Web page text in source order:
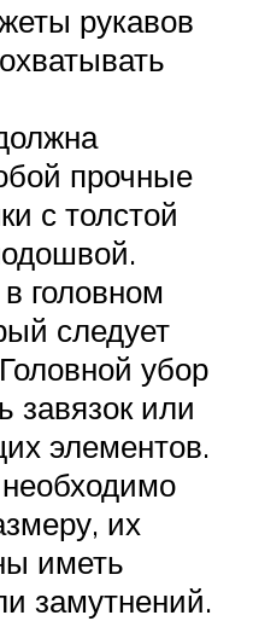
рукавов
прочные
с толстой
головном
следует
убор
завязок или
элементов.
их
иметь
замутнений.